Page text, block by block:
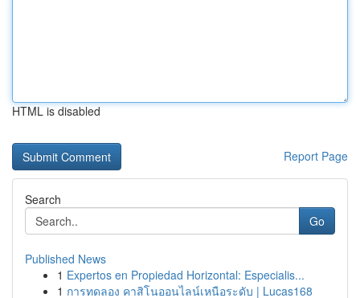
HTML is disabled
Report Page
Search
Go
Published News
1 Expertos en Propiedad Horizontal: Especialis...
1 การทดลอง คาสิโนออนไลน์เหนือระดับ | Lucas168